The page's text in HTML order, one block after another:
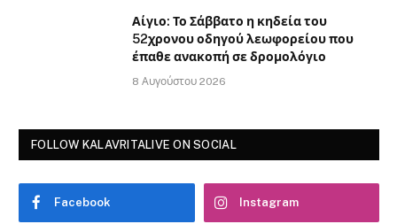
Αίγιο: Το Σάββατο η κηδεία του
52χρονου οδηγού λεωφορείου που
έπαθε ανακοπή σε δρομολόγιο
8 Αυγούστου 2026
FOLLOW KALAVRITALIVE ON SOCIAL
Facebook Instagram